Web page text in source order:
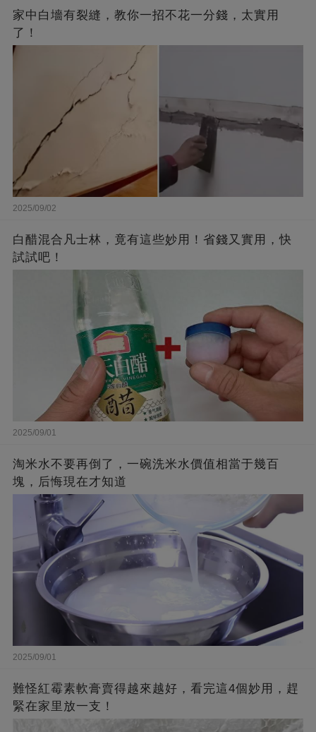
家中白墻有裂縫，教你一招不花一分錢，太實用
了！
2025/09/02
白醋混合凡士林，竟有這些妙用！省錢又實用，快
試試吧！
2025/09/01
淘米水不要再倒了，一碗洗米水價值相當于幾百
塊，后悔現在才知道
2025/09/01
難怪紅霉素軟膏賣得越來越好，看完這4個妙用，趕
緊在家里放一支！